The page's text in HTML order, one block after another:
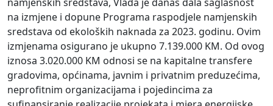
na izmjene i dopune Programa raspodjele namjenskih
sredstava od ekoloških naknada za 2023. godinu. Ovim
izmjenama osigurano je ukupno 7.139.000 KM. Od ovog
iznosa 3.020.000 KM odnosi se na kapitalne transfere
gradovima, općinama, javnim i privatnim preduzećima,
neprofitnim organizacijama i pojedincima za